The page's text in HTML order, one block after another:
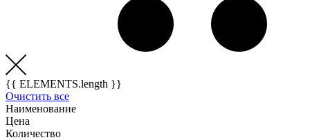
{{ ELEMENTS.length }}
Очистить все
Наименование
Цена
Количество